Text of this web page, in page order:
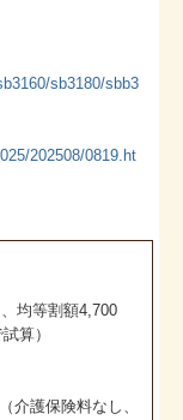
sb3180/sbb3
202508/0819.ht
均等割額4,700
算）
護保険料なし、